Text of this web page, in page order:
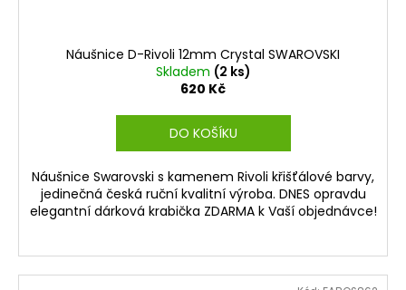
Náušnice D-Rivoli 12mm Crystal SWAROVSKI
Skladem (2 ks)
620 Kč
DO KOŠÍKU
Náušnice Swarovski s kamenem Rivoli křišťálové barvy,
jedinečná česká ruční kvalitní výroba. DNES opravdu
elegantní dárková krabička ZDARMA k Vaší objednávce!